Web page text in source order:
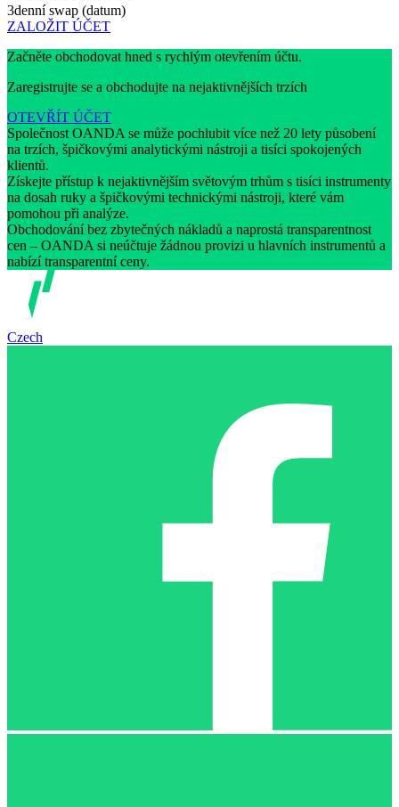
3denní swap (datum)
ZALOŽIT ÚČET
Začněte obchodovat hned s rychlým otevřením účtu.
Zaregistrujte se a obchodujte na nejaktivnějších trzích
OTEVŘÍT ÚČET
Společnost OANDA se může pochlubit více než 20 lety působení
na trzích, špičkovými analytickými nástroji a tisíci spokojených
klientů.
Získejte přístup k nejaktivnějším světovým trhům s tisíci instrumenty
na dosah ruky a špičkovými technickými nástroji, které vám
pomohou při analýze.
Obchodování bez zbytečných nákladů a naprostá transparentnost
cen – OANDA si neúčtuje žádnou provizi u hlavních instrumentů a
nabízí transparentní ceny.
Czech